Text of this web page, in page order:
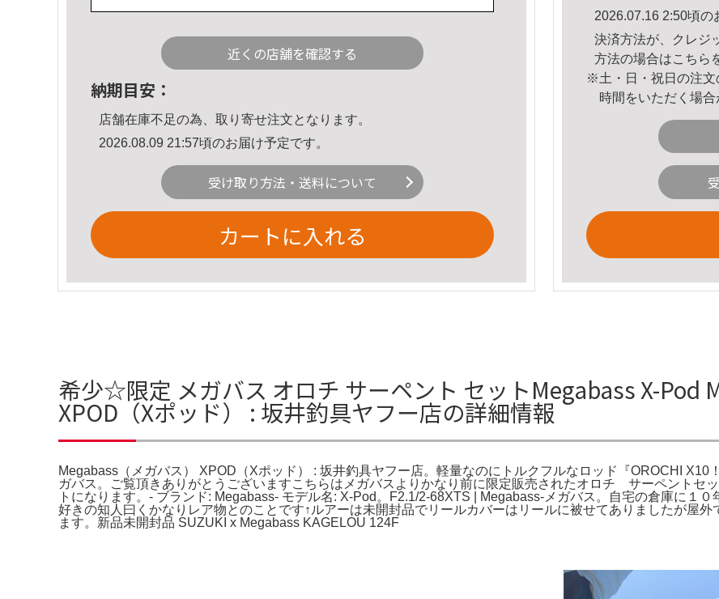
近くの店舗を確認する
納期目安：
店舗在庫不足の為、取り寄せ注文となります。
2026.08.09 21:57頃のお届け予定です。
受け取り方法・送料について
カートに入れる
2026.07.16 2:50頃の
決済方法が、クレジ
方法の場合はこちら
※土・日・祝日の注文
時間をいただく場合
希少☆限定 メガバス オロチ サーペント セットMegabass X-Pod
XPOD（Xポッド） : 坂井釣具ヤフー店の詳細情報
Megabass（メガバス） XPOD（Xポッド） : 坂井釣具ヤフー店。軽量なのにトルクフルなロッド『OROCHI X10
ガバス。ご覧頂きありがとうございますこちらはメガバスよりかなり前に限定販売されたオロチ サーペントセ
トになります。- ブランド: Megabass- モデル名: X-Pod。F2.1/2-68XTS | Megabass-メガバス。自宅の倉庫に１
好きの知人曰くかなりレア物とのことです↑ルアーは未開封品でリールカバーはリールに被せてありましたが屋
ます。新品未開封品 SUZUKI x Megabass KAGELOU 124F